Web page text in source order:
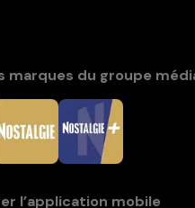
marques du groupe
l’application mobile